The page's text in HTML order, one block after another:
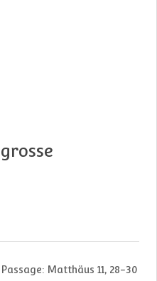
Passage: Matthäus 11, 28-30